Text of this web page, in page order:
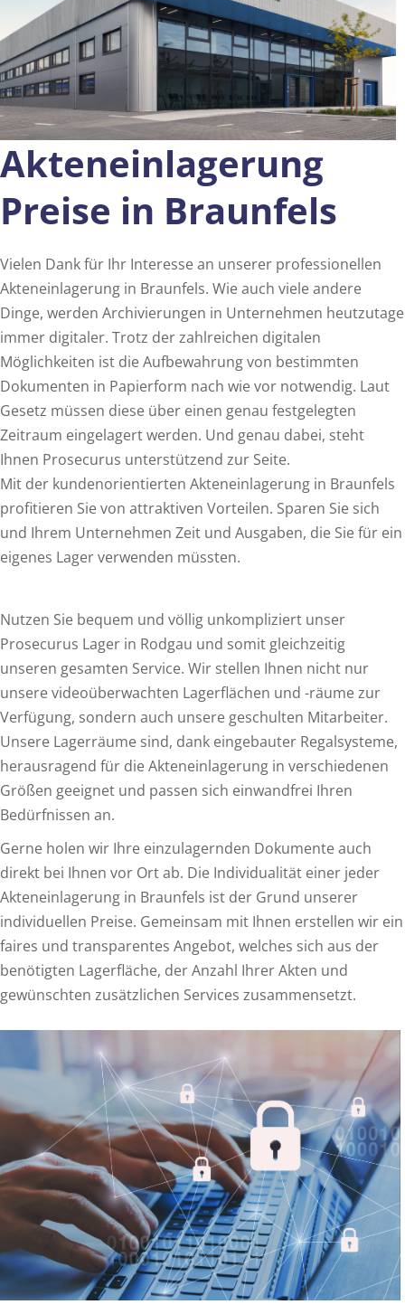
Akteneinlagerung
Preise in Braunfels
Vielen Dank für Ihr Interesse an unserer professionellen
Akteneinlagerung in Braunfels. Wie auch viele andere
Dinge, werden Archivierungen in Unternehmen heutzutage
immer digitaler. Trotz der zahlreichen digitalen
Möglichkeiten ist die Aufbewahrung von bestimmten
Dokumenten in Papierform nach wie vor notwendig. Laut
Gesetz müssen diese über einen genau festgelegten
Zeitraum eingelagert werden. Und genau dabei, steht
Ihnen Prosecurus unterstützend zur Seite.
Mit der kundenorientierten Akteneinlagerung in Braunfels
profitieren Sie von attraktiven Vorteilen. Sparen Sie sich
und Ihrem Unternehmen Zeit und Ausgaben, die Sie für ein
eigenes Lager verwenden müssten.
Nutzen Sie bequem und völlig unkompliziert unser
Prosecurus Lager in Rodgau und somit gleichzeitig
unseren gesamten Service. Wir stellen Ihnen nicht nur
unsere videoüberwachten Lagerflächen und -räume zur
Verfügung, sondern auch unsere geschulten Mitarbeiter.
Unsere Lagerräume sind, dank eingebauter Regalsysteme,
herausragend für die Akteneinlagerung in verschiedenen
Größen geeignet und passen sich einwandfrei Ihren
Bedürfnissen an.
Gerne holen wir Ihre einzulagernden Dokumente auch
direkt bei Ihnen vor Ort ab. Die Individualität einer jeder
Akteneinlagerung in Braunfels ist der Grund unserer
individuellen Preise. Gemeinsam mit Ihnen erstellen wir ein
faires und transparentes Angebot, welches sich aus der
benötigten Lagerfläche, der Anzahl Ihrer Akten und
gewünschten zusätzlichen Services zusammensetzt.